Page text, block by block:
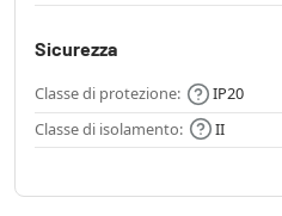
Sicurezza
Classe di protezione:
IP20
Classe di isolamento:
II